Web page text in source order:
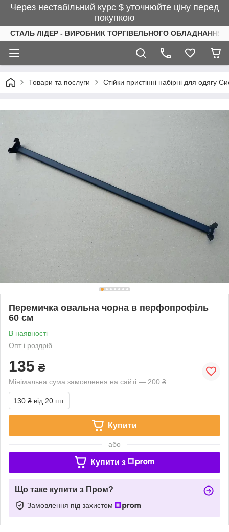
Через нестабільний курс $ уточнюйте ціну перед
покупкою
СТАЛЬ ЛІДЕР - ВИРОБНИК ТОРГІВЕЛЬНОГО ОБЛАДНАННЯ
Товари та послуги Стійки пристінні набірні для одягу
Перемичка овальна чорна в перфопрофіль
60 см
В наявності
Опт і роздріб
135 ₴
Мінімальна сума замовлення на сайті — 200 ₴
130 ₴ від 20 шт.
Купити
або
Купити з
Що таке купити з Пром?
Замовлення під захистом